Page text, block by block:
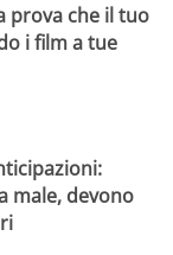
prova che il tuo
i film a tue
male, devono